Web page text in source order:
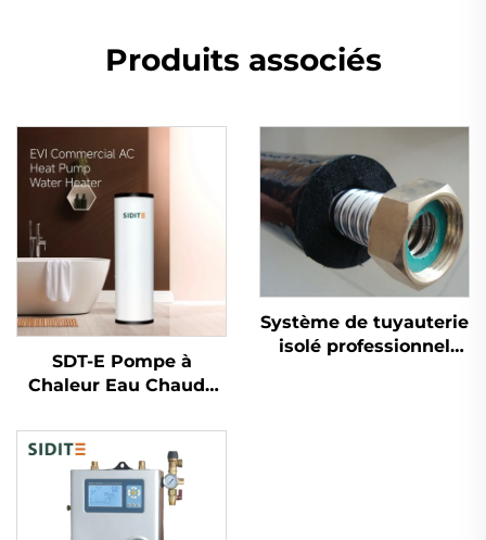
Produits associés
SDT-E Pompe à
Chaleur Eau Chaude
Hôtels, Capacité 150L-
500L, Coque
Galvanisée Économe
en Énergie, Réservoir
Intérieur SPCC
Système de tuyauterie
isolé professionnel